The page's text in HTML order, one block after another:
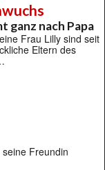
ganz nach Papa
Frau Lilly sind seit
Eltern des
Freundin